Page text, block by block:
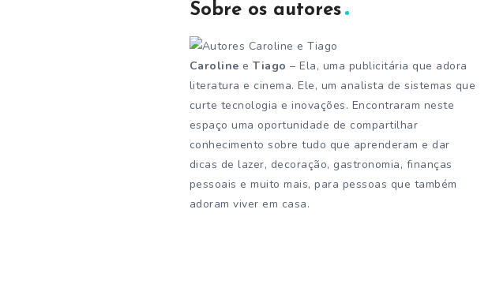
Sobre os autores
Caroline eTiago – Ela, uma publicitária que adora
literatura e cinema. Ele, um analista de sistemas que
curte tecnologia e inovações. Encontraram neste
espaço uma oportunidade de compartilhar
conhecimento sobre tudo que aprenderam e dar
dicas de lazer, decoração, gastronomia, finanças
pessoais e muito mais, para pessoas que também
adoram viver em casa.